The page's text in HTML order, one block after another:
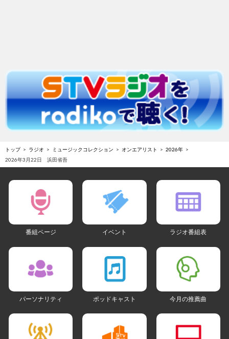
トップ ラジオ ミュージックコレクション オンエアリスト
2026年
2026年3月22日 浜田省吾
番組ページ イベント ラジオ番組表
パーソナリティ ポッドキャスト 今月の推薦曲